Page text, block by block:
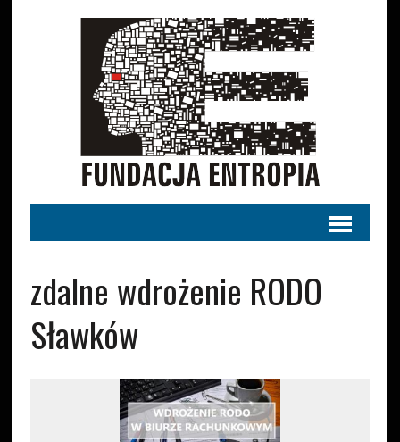
zdalne wdrożenie RODO
Sławków